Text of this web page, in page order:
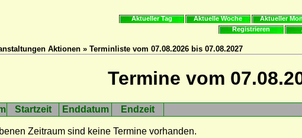
Aktueller Tag Aktuelle Woche Aktueller
Registrieren
Aktionen » Terminliste vom 07.08.2026 bis 07.08.2027
Termine vom
Startzeit Enddatum Endzeit
Zeitraum sind keine Termine vorhanden.